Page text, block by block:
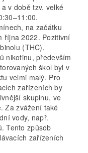
v době tzv. velké
na začátku
října 2022. Pozitivní
(THC),
nikotinu, především
škol byl v
velmi malý. Pro
zařízeních by
skupinu, ve
Za zvážení také
vody, např.
Tento způsob
zařízeních